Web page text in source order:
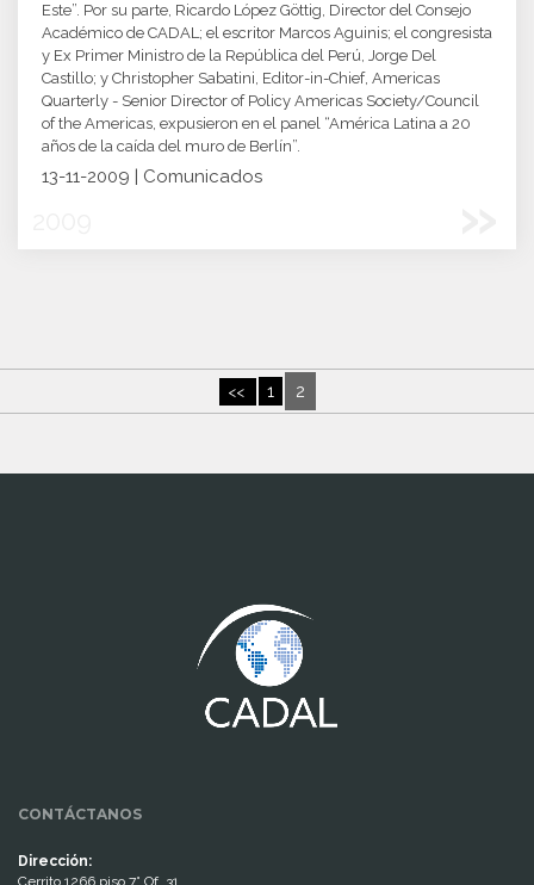
Este”. Por su parte, Ricardo López Göttig, Director del Consejo
Académico de CADAL; el escritor Marcos Aguinis; el congresista
y Ex Primer Ministro de la República del Perú, Jorge Del
Castillo; y Christopher Sabatini, Editor-in-Chief, Americas
Quarterly - Senior Director of Policy Americas Society/Council
of the Americas, expusieron en el panel “América Latina a 20
años de la caída del muro de Berlín”.
13-11-2009 | Comunicados
<< 1 2
CONTÁCTANOS
Dirección:
Cerrito 1266 piso 7° Of. 31